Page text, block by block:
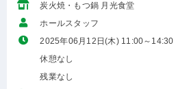
炭火焼・もつ鍋 月光食堂
ホールスタッフ
2025年06月12日(木) 11:00～14:30
休憩なし
残業なし